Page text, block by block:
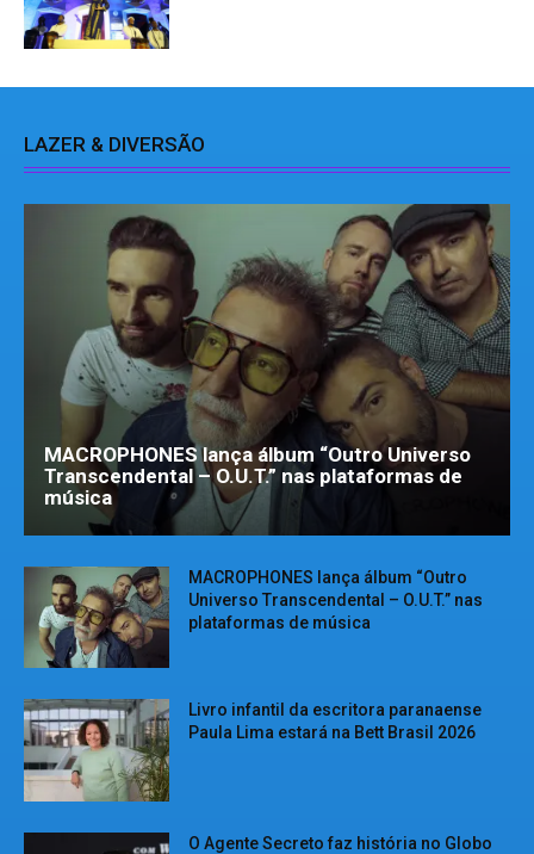
LAZER & DIVERSÃO
MACROPHONES lança álbum “Outro Universo
Transcendental – O.U.T.” nas plataformas de
música
MACROPHONES lança álbum “Outro
Universo Transcendental – O.U.T.” nas
plataformas de música
Livro infantil da escritora paranaense
Paula Lima estará na Bett Brasil 2026
O Agente Secreto faz história no Globo